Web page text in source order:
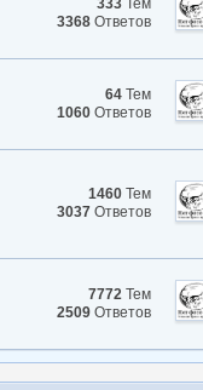
333 Тем
3368 Ответов
64 Тем
1060 Ответов
1460 Тем
3037 Ответов
7772 Тем
2509 Ответов